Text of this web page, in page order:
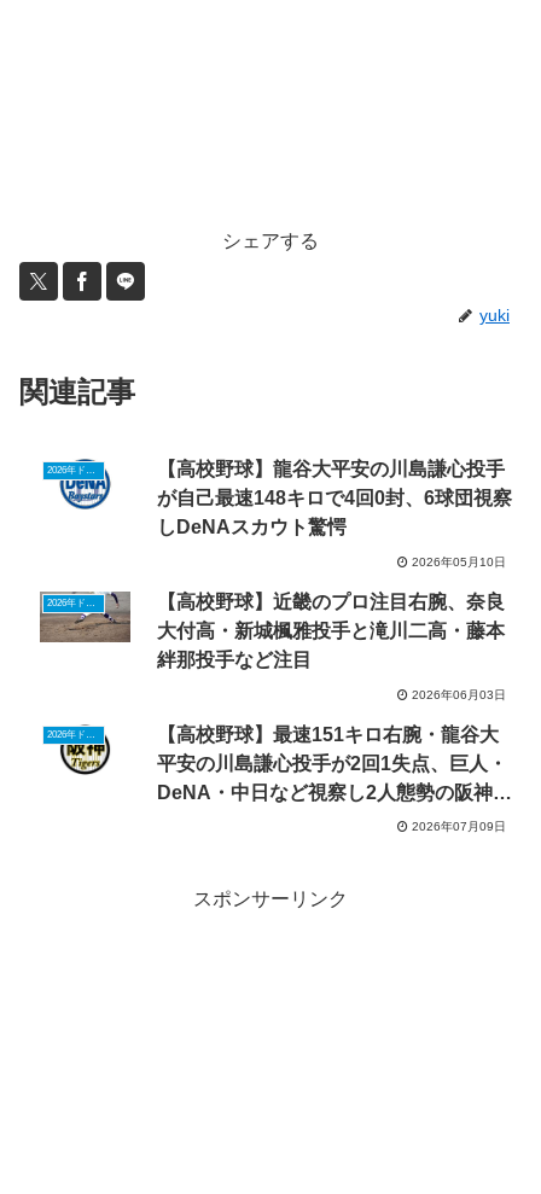
シェアする
yuki
関連記事
2026年ドラフトニュース
【高校野球】龍谷大平安の川島謙心投手
が自己最速148キロで4回0封、6球団視察
しDeNAスカウト驚愕
2026年05月10日
【高校野球】近畿のプロ注目右腕、奈良
大付高・新城楓雅投手と滝川二高・藤本
絆那投手など注目
2026年06月03日
2026年ドラフトニュース
【高校野球】最速151キロ右腕・龍谷大
平安の川島謙心投手が2回1失点、巨人・
DeNA・中日など視察し2人態勢の阪神が
2026年07月09日
スポンサーリンク